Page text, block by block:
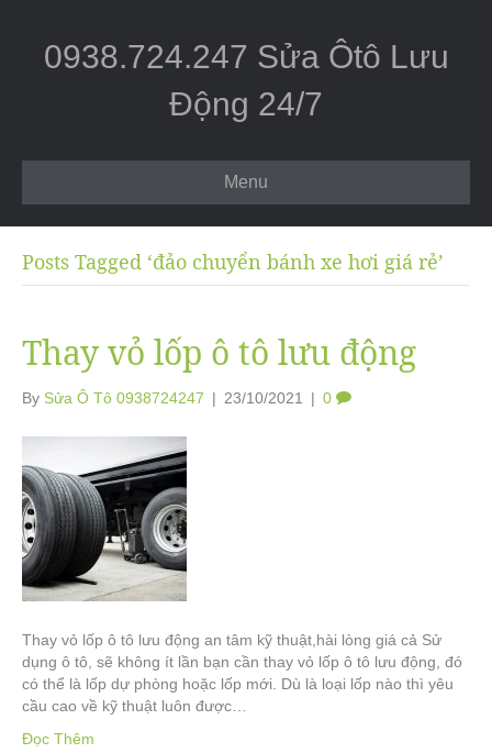
0938.724.247 Sửa Ôtô Lưu
Động 24/7
Menu
Posts Tagged ‘đảo chuyển bánh xe hơi giá rẻ’
Thay vỏ lốp ô tô lưu động
By Sửa Ô Tô 0938724247 | 23/10/2021 | 0
Thay vỏ lốp ô tô lưu động an tâm kỹ thuật,hài lòng giá cả Sử
dụng ô tô, sẽ không ít lần bạn cần thay vỏ lốp ô tô lưu động, đó
có thể là lốp dự phòng hoặc lốp mới. Dù là loại lốp nào thì yêu
cầu cao về kỹ thuật luôn được…
Đọc Thêm